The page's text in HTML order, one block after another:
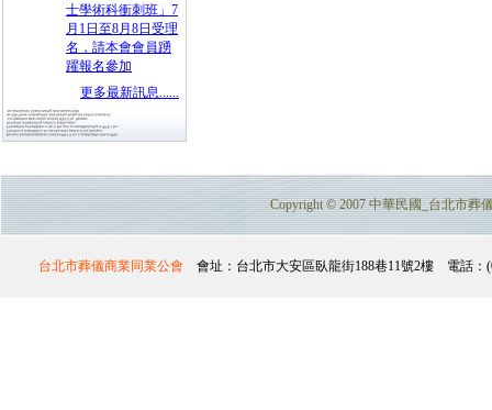
士學術科衝刺班」7
月1日至8月8日受理
名，請本會會員踴
躍報名參加
更多最新訊息......
Copyright © 2007 中華民國_台北市
台北市葬儀商業同業公會 會址：台北市大安區臥龍街188巷11號2樓 電話：